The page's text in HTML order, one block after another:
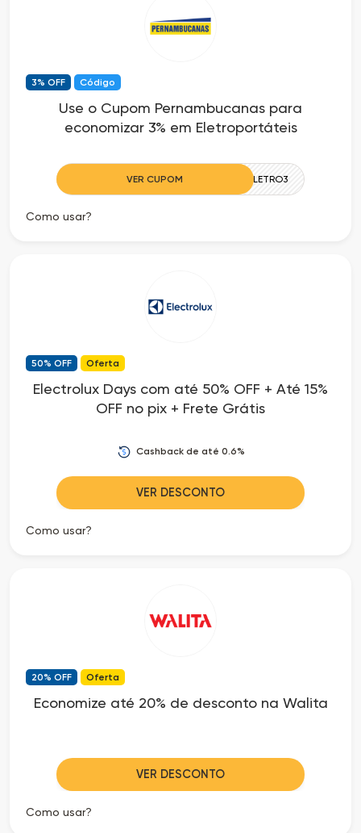
3% OFF Código
Use o Cupom Pernambucanas para
economizar 3% em Eletroportáteis
VER CUPOM ELETRO3
Como usar?
50% OFF Oferta
Electrolux Days com até 50% OFF + Até 15%
OFF no pix + Frete Grátis
Cashback de até 0.6%
VER DESCONTO
Como usar?
20% OFF Oferta
Economize até 20% de desconto na Walita
VER DESCONTO
Como usar?